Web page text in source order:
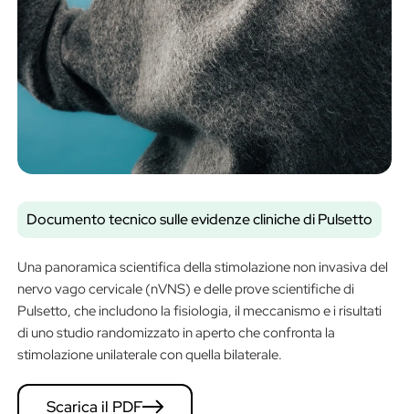
Documento tecnico sulle evidenze cliniche di Pulsetto
Una panoramica scientifica della stimolazione non invasiva del
nervo vago cervicale (nVNS) e delle prove scientifiche di
Pulsetto, che includono la fisiologia, il meccanismo e i risultati
di uno studio randomizzato in aperto che confronta la
stimolazione unilaterale con quella bilaterale.
Scarica il PDF